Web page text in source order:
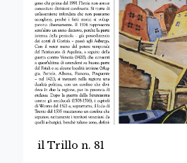
il Trillo n. 81